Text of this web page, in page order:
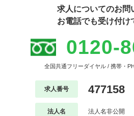
求人についてのお問
お電話でも受け付け
0120-
全国共通フリーダイヤル / 携帯・
求人番号 477158
法人名 法人名非公開